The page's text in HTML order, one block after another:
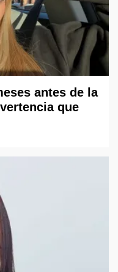
antes de la
que